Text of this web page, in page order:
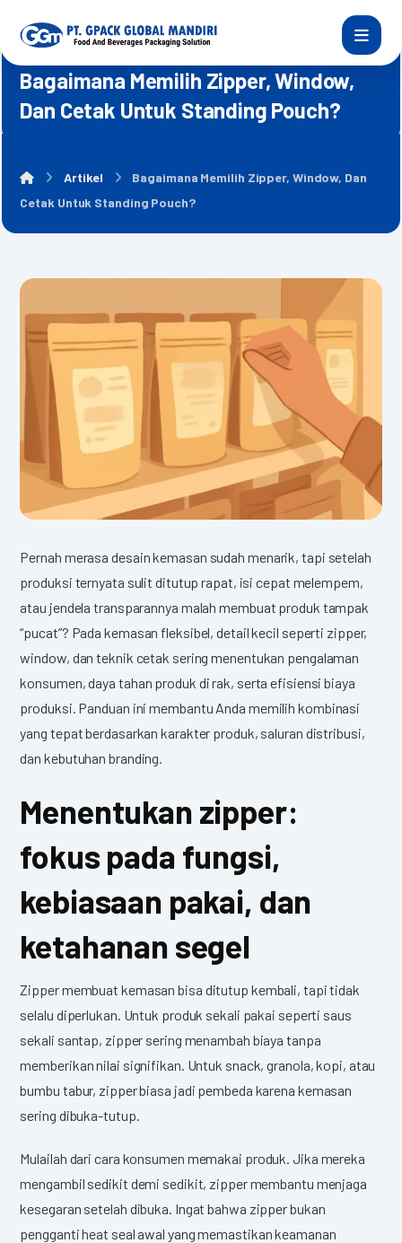
Bagaimana Memilih Zipper, Window,
Dan Cetak Untuk Standing Pouch?
Artikel
Bagaimana Memilih Zipper, Window, Dan
Cetak Untuk Standing Pouch?
Pernah merasa desain kemasan sudah menarik, tapi setelah
produksi ternyata sulit ditutup rapat, isi cepat melempem,
atau jendela transparannya malah membuat produk tampak
“pucat”? Pada kemasan fleksibel, detail kecil seperti zipper,
window, dan teknik cetak sering menentukan pengalaman
konsumen, daya tahan produk di rak, serta efisiensi biaya
produksi. Panduan ini membantu Anda memilih kombinasi
yang tepat berdasarkan karakter produk, saluran distribusi,
dan kebutuhan branding.
Menentukan zipper:
fokus pada fungsi,
kebiasaan pakai, dan
ketahanan segel
Zipper membuat kemasan bisa ditutup kembali, tapi tidak
selalu diperlukan. Untuk produk sekali pakai seperti saus
sekali santap, zipper sering menambah biaya tanpa
memberikan nilai signifikan. Untuk snack, granola, kopi, atau
bumbu tabur, zipper biasa jadi pembeda karena kemasan
sering dibuka-tutup.
Mulailah dari cara konsumen memakai produk. Jika mereka
mengambil sedikit demi sedikit, zipper membantu menjaga
kesegaran setelah dibuka. Ingat bahwa zipper bukan
pengganti heat seal awal yang memastikan keamanan